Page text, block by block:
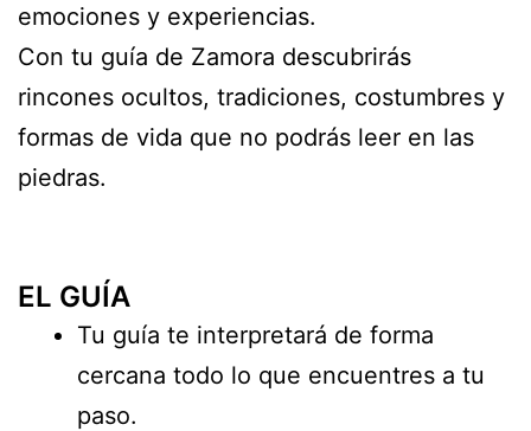
emociones y experiencias.
Con tu guía de Zamora descubrirás
rincones ocultos, tradiciones, costumbres y
formas de vida que no podrás leer en las
piedras.
EL GUÍA
Tu guía te interpretará de forma
cercana todo lo que encuentres a tu
paso.